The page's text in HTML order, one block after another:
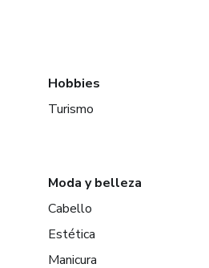
Hobbies
Turismo
Moda y belleza
Cabello
Estética
Manicura